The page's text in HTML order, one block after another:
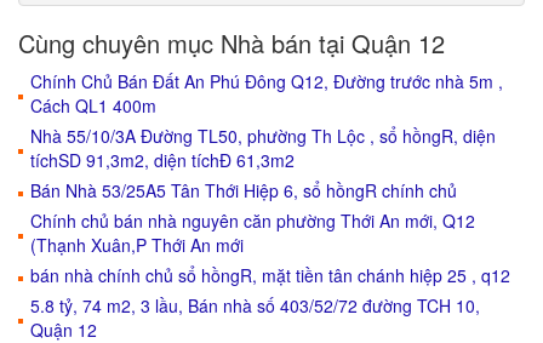
Cùng chuyên mục Nhà bán tại Quận 12
Chính Chủ Bán Đất An Phú Đông Q12, Đường trước nhà 5m ,
Cách QL1 400m
Nhà 55/10/3A Đường TL50, phường Th Lộc , sổ hồngR, diện
tíchSD 91,3m2, diện tíchĐ 61,3m2
Bán Nhà 53/25A5 Tân Thới Hiệp 6, sổ hồngR chính chủ
Chính chủ bán nhà nguyên căn phường Thới An mới, Q12
(Thạnh Xuân,P Thới An mới
bán nhà chính chủ sổ hồngR, mặt tiền tân chánh hiệp 25 , q12
5.8 tỷ, 74 m2, 3 lầu, Bán nhà số 403/52/72 đường TCH 10,
Quận 12